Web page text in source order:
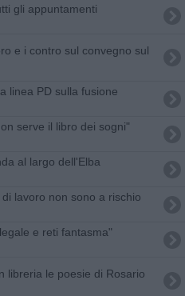
gli appuntamenti
e i contro sul convegno sul
linea PD sulla fusione
serve il libro dei sogni"
al largo dell'Elba
lavoro non sono a rischio
e reti fantasma"
libreria le poesie di Rosario